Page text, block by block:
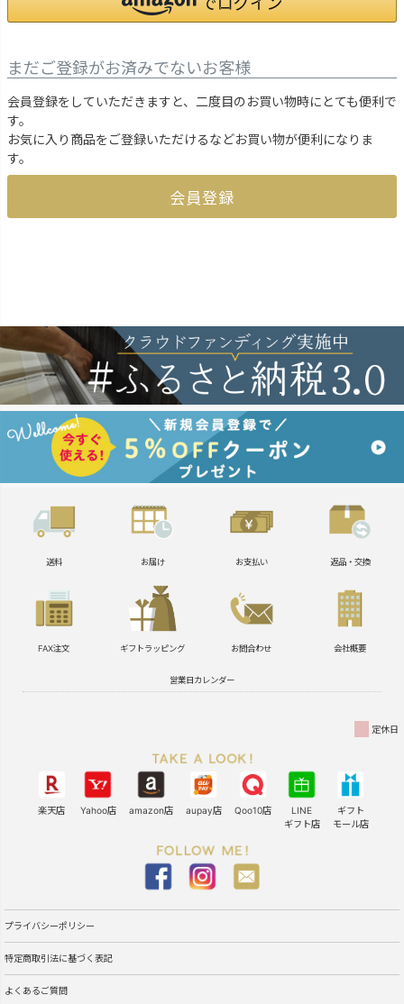
まだご登録がお済みでないお客様
会員登録をしていただきますと、二度目のお買い物時にとても便利で
す。
お気に入り商品をご登録いただけるなどお買い物が便利になりま
す。
会員登録
送料 お届け お支払い 返品・交換
FAX注文 ギフトラッピング お問合わせ 会社概要
営業日カレンダー
定休日
楽天店 Yahoo店 amazon店 aupay店 Qoo10店
LINE
ギフト店
ギフト
モール店
プライバシーポリシー
特定商取引法に基づく表記
よくあるご質問